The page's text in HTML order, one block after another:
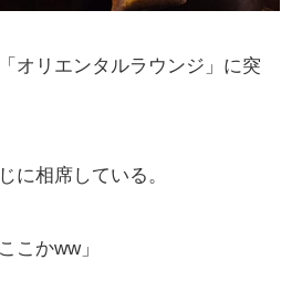
オリエンタルラウンジ」に突
に相席している。
こかww」